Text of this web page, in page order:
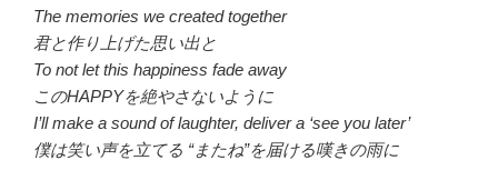
The memories we created together
君と作り上げた思い出と
To not let this happiness fade away
このHAPPYを絶やさないように
I’ll make a sound of laughter, deliver a ‘see you later’
僕は笑い声を立てる “またね”を届ける嘆きの雨に